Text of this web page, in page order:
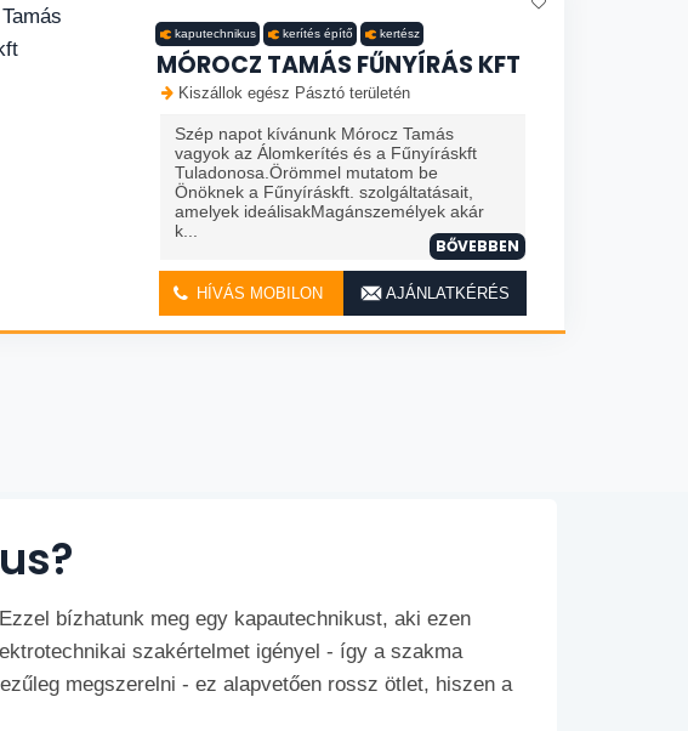
kaputechnikus kerítés építő kertész
MÓROCZ TAMÁS FŰNYÍRÁS KFT
Kiszállok egész Pásztó területén
Szép napot kívánunk Mórocz Tamás
vagyok az Álomkerítés és a Fűnyíráskft
Tuladonosa.Örömmel mutatom be
Önöknek a Fűnyíráskft. szolgáltatásait,
amelyek ideálisakMagánszemélyek akár
k...
BŐVEBBEN
HÍVÁS MOBILON AJÁNLATKÉRÉS
bízhatunk meg egy kapautechnikust, aki ezen
szakértelmet igényel - így a szakma
megszerelni - ez alapvetően rossz ötlet, hiszen a